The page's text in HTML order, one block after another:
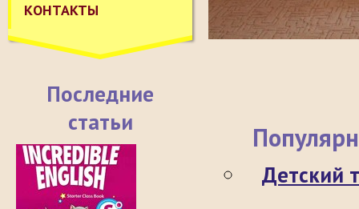
КОНТАКТЫ
Последние
статьи
Детский